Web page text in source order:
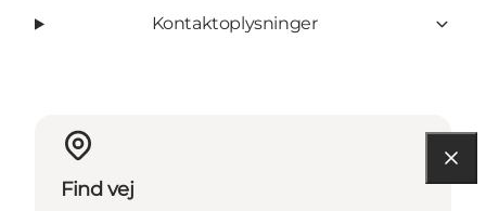
Kontaktoplysninger
Find vej